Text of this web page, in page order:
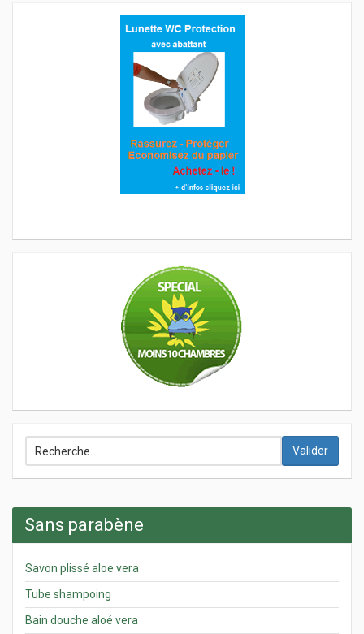
Valider
Sans parabène
Savon plissé aloe vera
Tube shampoing
Bain douche aloé vera